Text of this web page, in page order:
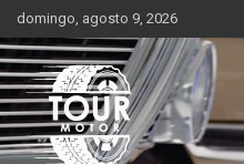
Saltar
al
contenido
domingo, agosto 9, 2026